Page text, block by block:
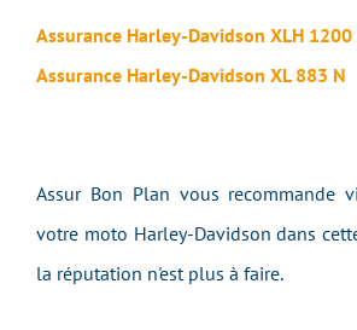
Assurance Harley-Davidson XLH 1200
Assurance Harley-Davidson XL 883 N
Assur Bon Plan vous recommande
votre moto Harley-Davidson dans
la réputation n'est plus à faire.